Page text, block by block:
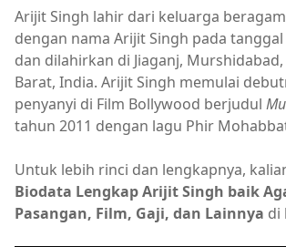
Arijit Singh lahir dari keluarga
dengan nama Arijit Singh pada tanggal
dan dilahirkan di Jiaganj,
Barat, India. Arijit Singh memulai
penyanyi di Film Bollywood berjudul
tahun 2011 dengan lagu Phir
Untuk lebih rinci dan lengkapnya,
Biodata Lengkap Arijit Singh baik
Pasangan, Film, Gaji, dan Lainnya di